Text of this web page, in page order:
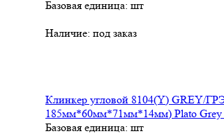
Базовая единица: шт
Наличие: под заказ
Клинкер угловой 8104(Y) GREY/
185мм*60мм*71мм*14мм) Plato
Базовая единица: шт